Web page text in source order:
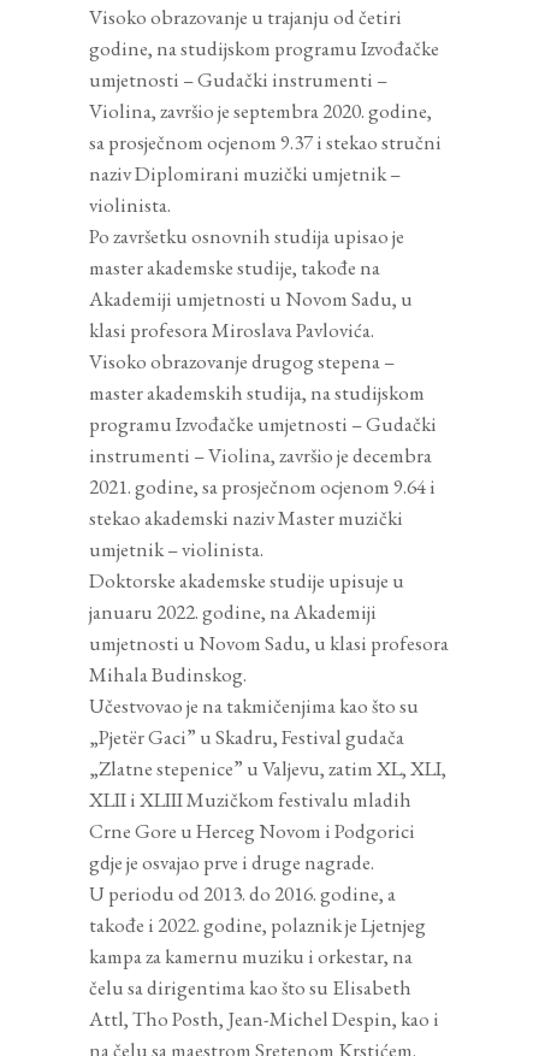
Visoko obrazovanje u trajanju od četiri
godine, na studijskom programu Izvođačke
umjetnosti – Gudački instrumenti –
Violina, završio je septembra 2020. godine,
sa prosječnom ocjenom 9.37 i stekao stručni
naziv Diplomirani muzički umjetnik –
violinista.
Po završetku osnovnih studija upisao je
master akademske studije, takođe na
Akademiji umjetnosti u Novom Sadu, u
klasi profesora Miroslava Pavlovića.
Visoko obrazovanje drugog stepena –
master akademskih studija, na studijskom
programu Izvođačke umjetnosti – Gudački
instrumenti – Violina, završio je decembra
2021. godine, sa prosječnom ocjenom 9.64 i
stekao akademski naziv Master muzički
umjetnik – violinista.
Doktorske akademske studije upisuje u
januaru 2022. godine, na Akademiji
umjetnosti u Novom Sadu, u klasi profesora
Mihala Budinskog.
Učestvovao je na takmičenjima kao što su
„Pjetër Gaci” u Skadru, Festival gudača
„Zlatne stepenice” u Valjevu, zatim XL, XLI,
XLII i XLIII Muzičkom festivalu mladih
Crne Gore u Herceg Novom i Podgorici
gdje je osvajao prve i druge nagrade.
U periodu od 2013. do 2016. godine, a
takođe i 2022. godine, polaznik je Ljetnjeg
kampa za kamernu muziku i orkestar, na
čelu sa dirigentima kao što su Elisabeth
Attl, Tho Posth, Jean-Michel Despin, kao i
na čelu sa maestrom Sretenom Krstićem.